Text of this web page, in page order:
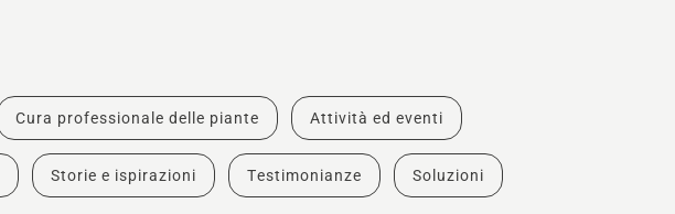
Cura professionale delle piante Attività ed eventi
Storie e ispirazioni Testimonianze Soluzioni